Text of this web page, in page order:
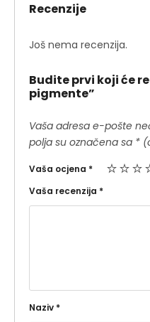
Recenzije
Još nema recenzija.
Budite prvi koji će
pigmente”
Vaša adresa e-pošte
polja su označena sa *
Vaša ocjena *
Vaša recenzija *
Naziv *